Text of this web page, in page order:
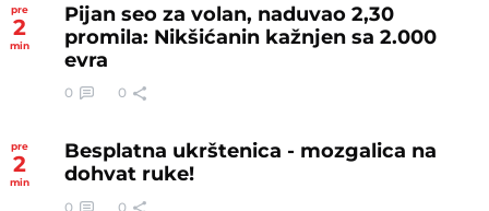
pre
2
min
Pijan seo za volan, naduvao 2,30
promila: Nikšićanin kažnjen sa 2.000
evra
0 0
pre
2
min
Besplatna ukrštenica - mozgalica na
dohvat ruke!
0 0